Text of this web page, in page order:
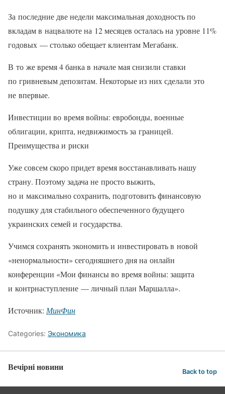
За последние две недели максимальная доходность по
вкладам в нацвалюте на 12 месяцев осталась на уровне 11%
годовых — столько обещает клиентам Мегабанк.
В то же время 4 банка в начале мая снизили ставки
по гривневым депозитам. Некоторые из них сделали это
не впервые.
Инвестиции во время войны: евробонды, военные
облигации, крипта, недвижимость за границей.
Преимущества и риски
Уже совсем скоро придет время восстанавливать нашу
страну. Поэтому задача не просто выжить,
но и максимально сохранить, подготовить финансовую
подушку для стабильного обеспеченного будущего
украинских семей и государства.
Учимся сохранять экономить и инвестировать в новой
«ненормальности» сегодняшнего дня на онлайн
конференции «Мои финансы во время войны: защита
и контрнаступление — личный план Маршалла».
Источник: МинФин
Categories: Экономика
Вечірні новини Back to top